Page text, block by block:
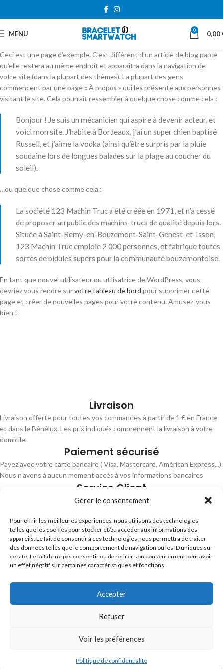
Gérer le consentement
Pour offrir les meilleures expériences, nous utilisons des technologies
telles que les cookies pour stocker et/ou accéder aux informations des
appareils. Le fait de consentir à ces technologies nous permettra de traiter
des données telles que le comportement de navigation ou les ID uniques sur
ce site. Le fait de ne pas consentir ou de retirer son consentement peut avoir
un effet négatif sur certaines caractéristiques et fonctions.
Accepter
Refuser
Voir les préférences
Politique de confidentialité
MENU 0 0,00
Ceci est une page d’exemple. C’est différent d’un article de blog parce
qu’elle restera au même endroit et apparaîtra dans la navigation de
votre site (dans la plupart des thèmes). La plupart des gens
commencent par une page « À propos » qui les présente aux personnes
visitant le site. Cela pourrait ressembler à quelque chose comme cela :
Bonjour ! Je suis un mécanicien qui aspire à devenir acteur, et
voici mon site. J’habite à Bordeaux, j’ai un super chien baptisé
Russell, et j’aime la vodka (ainsi qu’être surpris par la pluie
soudaine lors de longues balades sur la plage au coucher du
soleil).
…ou quelque chose comme cela :
La société 123 Machin Truc a été créée en 1971, et n’a cessé
de proposer au public des machins-trucs de qualité depuis lors.
Située à Saint-Remy-en-Bouzemont-Saint-Genest-et-Isson,
123 Machin Truc emploie 2 000 personnes, et fabrique toutes
sortes de bidules supers pour la communauté bouzemontoise.
En tant que nouvel utilisateur ou utilisatrice de WordPress, vous
devriez vous rendre survotre tableau de bord pour supprimer cette
page et créer de nouvelles pages pour votre contenu. Amusez-vous
bien !
Livraison
Livraison offerte pour toutes vos commandes à partir de 1 € en France
et dans le Bénélux. Les prix indiqués comprennent la livraison à votre
domicile.
Paiement sécurisé
Payez avec votre carte bancaire ( Visa, Mastercard, Américan Express,..).
Nous n'avons à aucun moment accès à vos informations bancaires
Service Client
Disponible pour toute question concernant le service, votre commande
heures.
Trouvez les meilleurs bracelets de montres connectés